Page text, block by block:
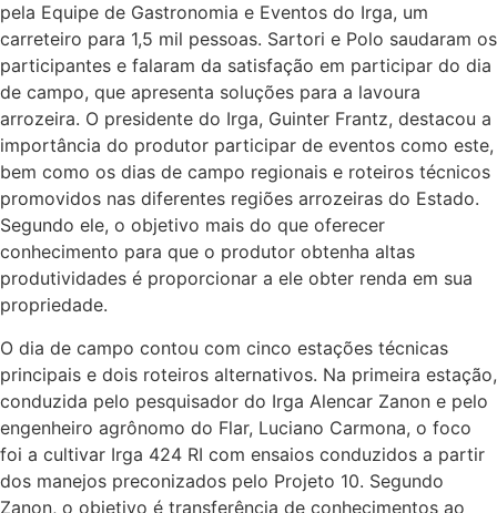
pela Equipe de Gastronomia e Eventos do Irga, um
carreteiro para 1,5 mil pessoas. Sartori e Polo saudaram os
participantes e falaram da satisfação em participar do dia
de campo, que apresenta soluções para a lavoura
arrozeira. O presidente do Irga, Guinter Frantz, destacou a
importância do produtor participar de eventos como este,
bem como os dias de campo regionais e roteiros técnicos
promovidos nas diferentes regiões arrozeiras do Estado.
Segundo ele, o objetivo mais do que oferecer
conhecimento para que o produtor obtenha altas
produtividades é proporcionar a ele obter renda em sua
propriedade.
O dia de campo contou com cinco estações técnicas
principais e dois roteiros alternativos. Na primeira estação,
conduzida pelo pesquisador do Irga Alencar Zanon e pelo
engenheiro agrônomo do Flar, Luciano Carmona, o foco
foi a cultivar Irga 424 RI com ensaios conduzidos a partir
dos manejos preconizados pelo Projeto 10. Segundo
Zanon, o objetivo é transferência de conhecimentos ao